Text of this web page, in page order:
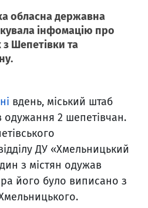
обласна державна
інфомацію про
Шепетівки та
вдень, міський штаб
одужання 2 шепетівчан.
ДУ «Хмельницький
з містян одужав
його було виписано з